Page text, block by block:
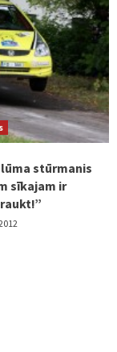
stūrmanis
sīkajam ir